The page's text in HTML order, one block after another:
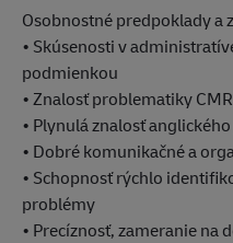
Osobnostné predpoklady a
• Skúsenosti v
podmienkou
• Znalosť problematiky CMR
• Plynulá znalosť
• Dobré komunikačné a
• Schopnosť rýchlo
problémy
• Precíznosť, zameranie na